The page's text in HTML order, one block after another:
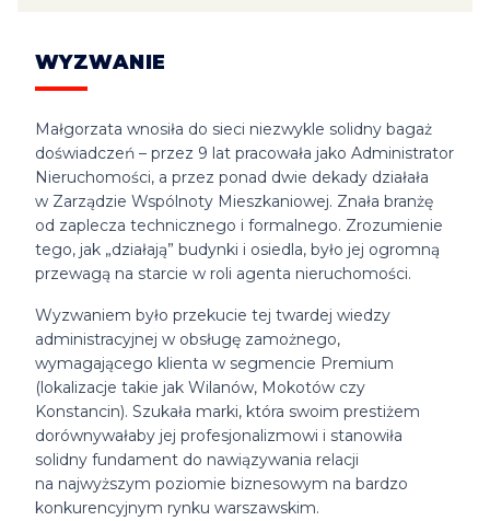
WYZWANIE
Małgorzata wnosiła do sieci niezwykle solidny bagaż
doświadczeń – przez 9 lat pracowała jako Administrator
Nieruchomości, a przez ponad dwie dekady działała
w Zarządzie Wspólnoty Mieszkaniowej. Znała branżę
od zaplecza technicznego i formalnego. Zrozumienie
tego, jak „działają” budynki i osiedla, było jej ogromną
przewagą na starcie w roli agenta nieruchomości.
Wyzwaniem było przekucie tej twardej wiedzy
administracyjnej w obsługę zamożnego,
wymagającego klienta w segmencie Premium
(lokalizacje takie jak Wilanów, Mokotów czy
Konstancin). Szukała marki, która swoim prestiżem
dorównywałaby jej profesjonalizmowi i stanowiła
solidny fundament do nawiązywania relacji
na najwyższym poziomie biznesowym na bardzo
konkurencyjnym rynku warszawskim.